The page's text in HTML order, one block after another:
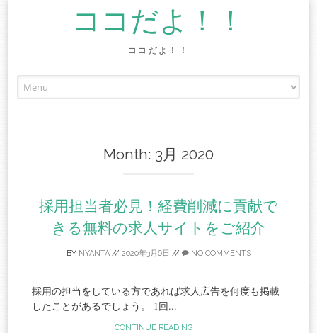
ココだよ！！
ココだよ！！
to
Month: 3月 2020
採用担当者必見！経費削減に貢献で
きる無料の求人サイトをご紹介
BY NYANTA// 2020年3月6日 // NO COMMENTS
採用の担当をしている方であれば求人広告を何度も掲載
したことがあるでしょう。 1回...
CONTINUE READING →